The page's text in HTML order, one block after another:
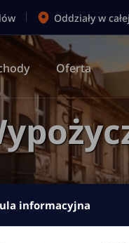
Oddziały w
Oferta
informacyjna